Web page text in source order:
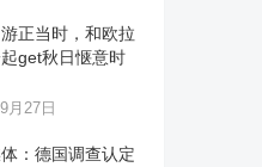
正当时，和欧拉
get秋日惬意时
月27日
：德国调查认定